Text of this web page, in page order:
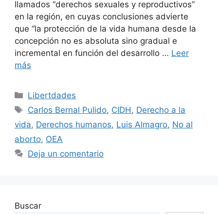
llamados “derechos sexuales y reproductivos”
en la región, en cuyas conclusiones advierte
que “la protección de la vida humana desde la
concepción no es absoluta sino gradual e
incremental en función del desarrollo … Leer
más
Libertdades
Carlos Bernal Pulido, CIDH , Derecho a la
vida, Derechos humanos, Luis Almagro, No al
aborto, OEA
Deja un comentario
Buscar